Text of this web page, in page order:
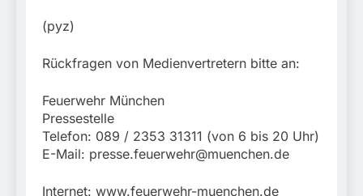
(pyz)
Rückfragen von Medienvertretern bitte an:
Feuerwehr München
Pressestelle
Telefon: 089 / 2353 31311 (von 6 bis 20 Uhr)
E-Mail: presse.feuerwehr@muenchen.de
Internet: www.feuerwehr-muenchen.de